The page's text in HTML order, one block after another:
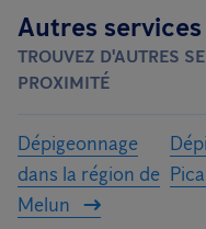
Autres
TROUVEZ D'AUTRES
PROXIMITÉ
Dépigeonnage
dans la région de
Melun